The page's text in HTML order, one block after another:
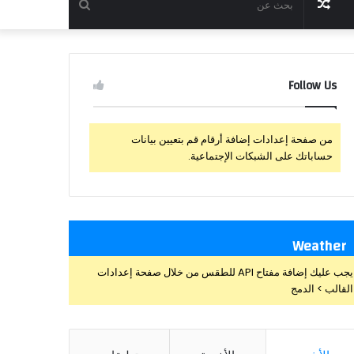
بحث
عن
مقال
عشوائي
Follow Us
من صفحة إعدادات إضافة أرقام قم بتعيين بيانات
حساباتك على الشبكات الإجتماعية.
Weather
يجب عليك إضافة مفتاح API للطقس من خلال صفحة إعدادات
القالب > الدمج